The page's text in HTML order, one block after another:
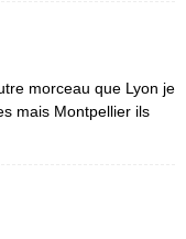
morceau que Lyon je
mais Montpellier ils